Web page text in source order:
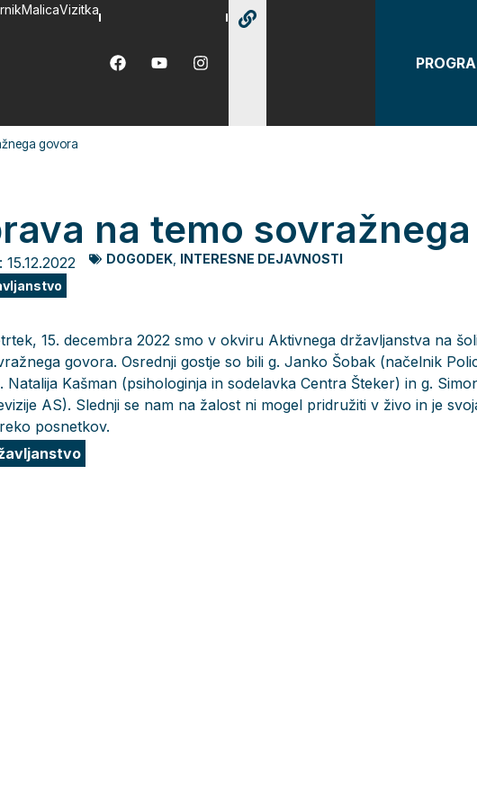
MalicaVizitka
govora
na temo
15.12.2022 DOGODEK INTERESNE DEJAVNOSTI
15. decembra 2022 smo v okviru Aktivnega državljanstva na
govora. Osrednji gostje so bili g. Janko Šobak (načelnik
Natalija Kašman (psihologinja in sodelavka Centra Šteker) in g.
AS). Slednji se nam na žalost ni mogel pridružiti v živo in je
posnetkov.